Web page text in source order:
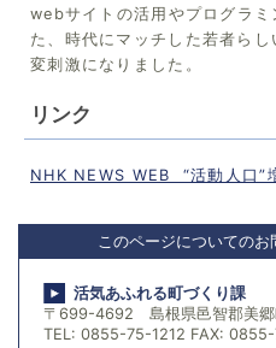
webサイトの活用やプログラ
た、時代にマッチした若者ら
変刺激になりました。
リンク
NHK NEWS WEB “活動人口”
このページについての
活気あふれる町づくり課
〒699-4692 島根県邑智郡美郷
TEL: 0855-75-1212 FAX: